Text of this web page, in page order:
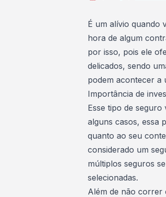
É um alívio quando
hora de algum
por isso, pois ele
delicados, sendo
podem acontecer a
Importância de
Esse tipo de seguro
alguns casos, essa
quanto ao seu
considerado um
múltiplos seguros
selecionadas.
Além de não correr